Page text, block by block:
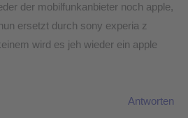
der mobilfunkanbieter noch apple,
ersetzt durch sony experia z
wird es jeh wieder ein apple
Antworten